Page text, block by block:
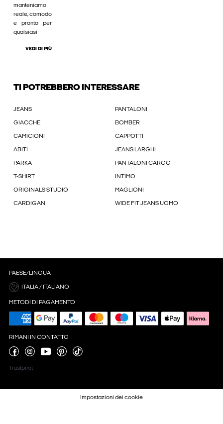
manteniamo
reale, comodo
e pronto per
qualsiasi
VEDI DI PIÙ
TI POTREBBERO INTERESSARE
JEANS PANTALONI
GIACCHE BOMBER
CAMICIONI CAPPOTTI
ABITI JEANS LARGHI
PARKA PANTALONI CARGO
T-SHIRT INTIMO
ORIGINALS STUDIO MAGLIONI
CARDIGAN WIDE FIT JEANS UOMO
PAESE/LINGUA
ITALIA / ITALIANO
METODI DI PAGAMENTO
RIMANI IN CONTATTO
Trustpilot
Impostazioni dei cookie